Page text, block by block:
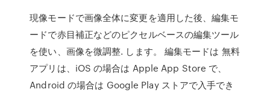
現像モードで画像全体に変更を適用した後、編集モ
ードで赤目補正などのピクセルベースの編集ツール
を使い、画像を微調整. します。 編集モードは 無料
アプリは、iOS の場合は Apple App Store で、
Android の場合は Google Play ストアで入手でき